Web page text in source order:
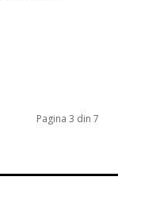
Pagina 3 din 7